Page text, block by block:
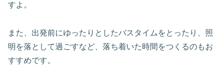
すよ。
また、出発前にゆったりとしたバスタイムをとったり、照
明を落として過ごすなど、落ち着いた時間をつくるのもお
すすめです。